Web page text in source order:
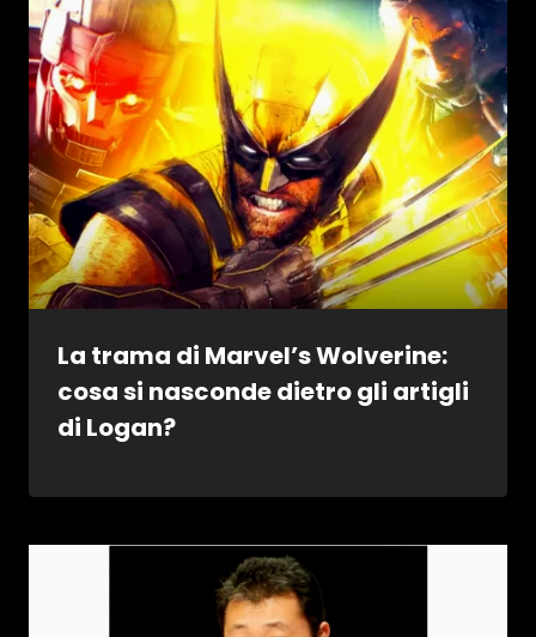
La trama di Marvel’s Wolverine:
cosa si nasconde dietro gli artigli
di Logan?